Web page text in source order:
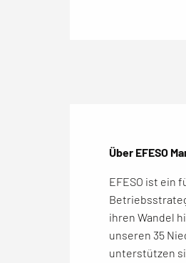
Über EFESO
EFESO ist ein
ihren Wandel
unseren 35
unterstützen